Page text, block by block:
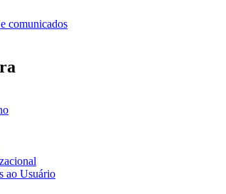
comunicados
ao Usuário